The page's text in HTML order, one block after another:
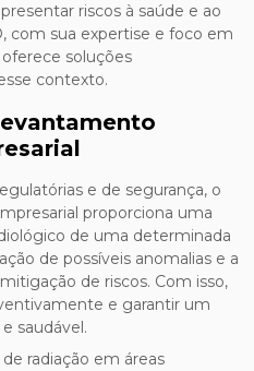
riscos à saúde e ao
com sua expertise e foco em
soluções
contexto.
e de segurança, o
proporciona uma
de uma determinada
de possíveis anomalias e a
de riscos. Com isso,
e garantir um
saudável.
radiação em áreas